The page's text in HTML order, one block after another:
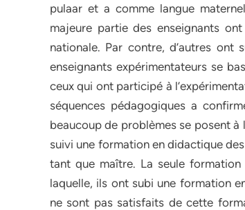
pulaar et a comme langue
majeure partie des enseignants
nationale. Par contre, d’autres ont
enseignants expérimentateurs se
ceux qui ont participé à
séquences pédagogiques a
beaucoup de problèmes se posent à
suivi une formation en didactique
tant que maître. La seule
laquelle, ils ont subi une formation
ne sont pas satisfaits de cette